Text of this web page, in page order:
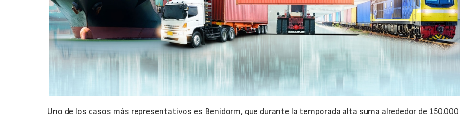
Uno de los casos más representativos es Benidorm, que durante la temporada alta suma alrededor de 150.000